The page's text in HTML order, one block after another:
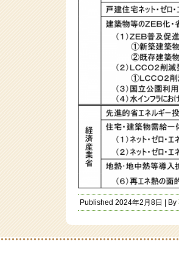
Published 2024年2月8日 By